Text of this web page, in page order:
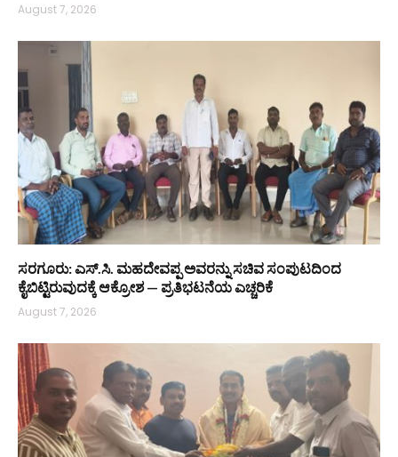
August 7, 2026
ಸರಗೂರು: ಎಸ್.ಸಿ. ಮಹದೇವಪ್ಪ ಅವರನ್ನು ಸಚಿವ ಸಂಪುಟದಿಂದ
ಕೈಬಿಟ್ಟಿರುವುದಕ್ಕೆ ಆಕ್ರೋಶ — ಪ್ರತಿಭಟನೆಯ ಎಚ್ಚರಿಕೆ
August 7, 2026